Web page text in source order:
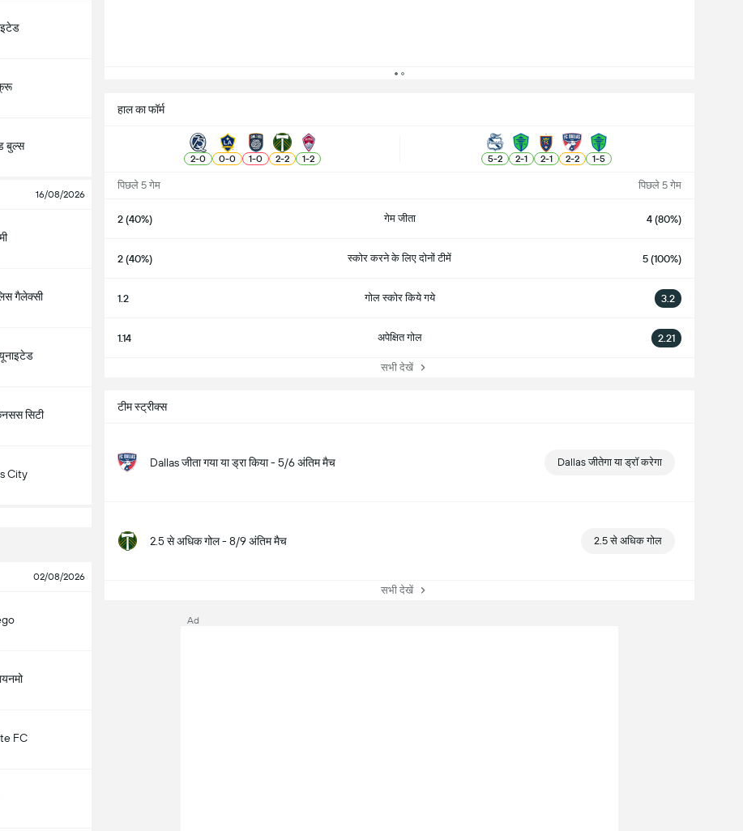
बुल्स
16/08/2026
गैलेक्सी
सिटी
City
02/08/2026
FC
हाल का फॉर्म
2-0 0-0 1-0 2-2 1-2 5-2 2-1 2-1 2-2 1-5
पिछले 5 गेम पिछले 5 गेम
2 (40%) गेम जीता 4 (80%)
2 (40%) स्कोर करने के लिए दोनों टीमें 5 (100%)
1.2 गोल स्कोर किये गये 3.2
1.14 अपेक्षित गोल 2.21
सभी देखें
टीम स्ट्रीक्स
Dallas जीता गया या ड्रा किया - 5/6 अंतिम मैच Dallas जीतेगा या ड्रॉ करेगा
2.5 से अधिक गोल - 8/9 अंतिम मैच 2.5 से अधिक गोल
सभी देखें
Ad